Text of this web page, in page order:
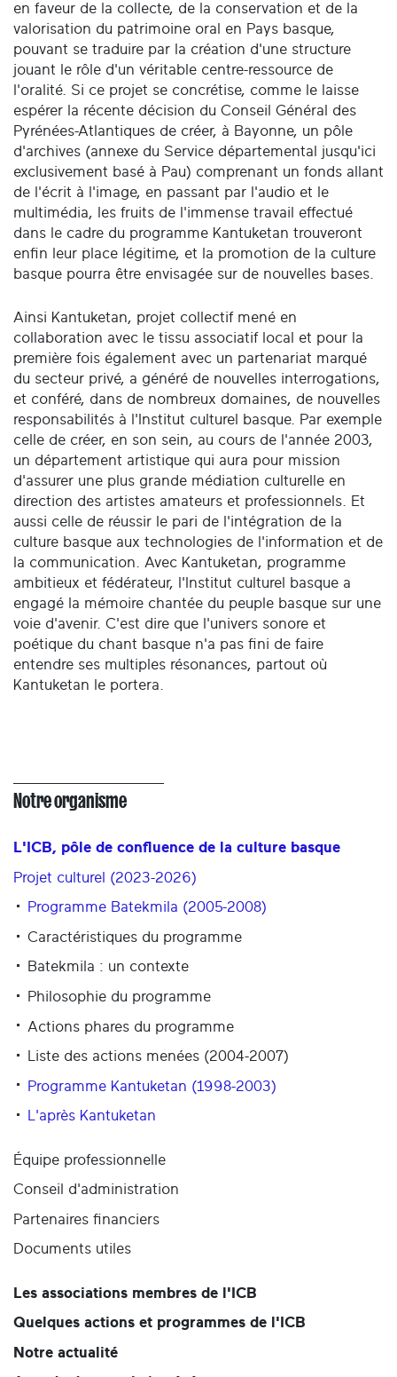
en faveur de la collecte, de la conservation et de la
valorisation du patrimoine oral en Pays basque,
pouvant se traduire par la création d'une structure
jouant le rôle d'un véritable centre-ressource de
l'oralité. Si ce projet se concrétise, comme le laisse
espérer la récente décision du Conseil Général des
Pyrénées-Atlantiques de créer, à Bayonne, un pôle
d'archives (annexe du Service départemental jusqu'ici
exclusivement basé à Pau) comprenant un fonds allant
de l'écrit à l'image, en passant par l'audio et le
multimédia, les fruits de l'immense travail effectué
dans le cadre du programme Kantuketan trouveront
enfin leur place légitime, et la promotion de la culture
basque pourra être envisagée sur de nouvelles bases.
Ainsi Kantuketan, projet collectif mené en
collaboration avec le tissu associatif local et pour la
première fois également avec un partenariat marqué
du secteur privé, a généré de nouvelles interrogations,
et conféré, dans de nombreux domaines, de nouvelles
responsabilités à l'Institut culturel basque. Par exemple
celle de créer, en son sein, au cours de l'année 2003,
un département artistique qui aura pour mission
d'assurer une plus grande médiation culturelle en
direction des artistes amateurs et professionnels. Et
aussi celle de réussir le pari de l'intégration de la
culture basque aux technologies de l'information et de
la communication. Avec Kantuketan, programme
ambitieux et fédérateur, l'Institut culturel basque a
engagé la mémoire chantée du peuple basque sur une
voie d'avenir. C'est dire que l'univers sonore et
poétique du chant basque n'a pas fini de faire
entendre ses multiples résonances, partout où
Kantuketan le portera.
Notre organisme
L'ICB, pôle de confluence de la culture basque
Projet culturel (2023-2026)
Programme Batekmila (2005-2008)
Caractéristiques du programme
Batekmila : un contexte
Philosophie du programme
Actions phares du programme
Liste des actions menées (2004-2007)
Programme Kantuketan (1998-2003)
L'après Kantuketan
Équipe professionnelle
Conseil d'administration
Partenaires financiers
Documents utiles
Les associations membres de l'ICB
Quelques actions et programmes de l'ICB
Notre actualité